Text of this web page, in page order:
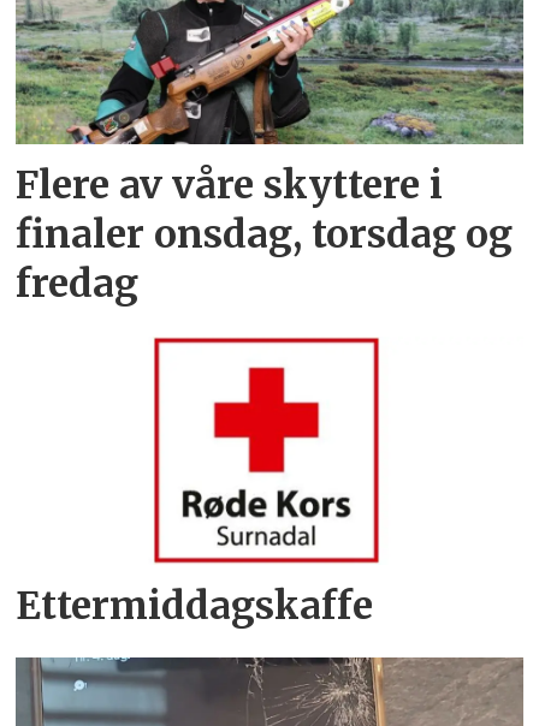
Flere av våre skyttere i
finaler onsdag, torsdag og
fredag
Ettermiddagskaffe